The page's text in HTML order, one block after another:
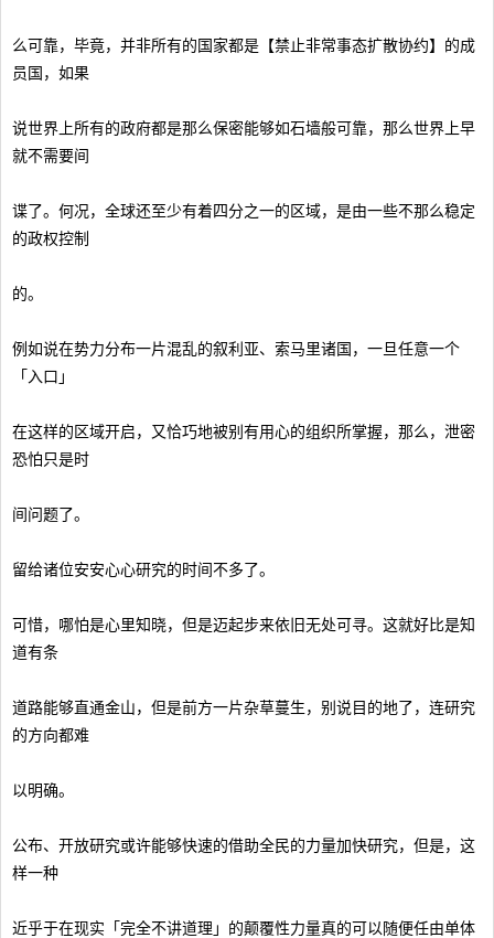
么可靠，毕竟，并非所有的国家都是【禁止非常事态扩散协约】的成
员国，如果
说世界上所有的政府都是那么保密能够如石墙般可靠，那么世界上早
就不需要间
谍了。何况，全球还至少有着四分之一的区域，是由一些不那么稳定
的政权控制
的。
例如说在势力分布一片混乱的叙利亚、索马里诸国，一旦任意一个
「入口」
在这样的区域开启，又恰巧地被别有用心的组织所掌握，那么，泄密
恐怕只是时
间问题了。
留给诸位安安心心研究的时间不多了。
可惜，哪怕是心里知晓，但是迈起步来依旧无处可寻。这就好比是知
道有条
道路能够直通金山，但是前方一片杂草蔓生，别说目的地了，连研究
的方向都难
以明确。
公布、开放研究或许能够快速的借助全民的力量加快研究，但是，这
样一种
近乎于在现实「完全不讲道理」的颠覆性力量真的可以随便任由单体